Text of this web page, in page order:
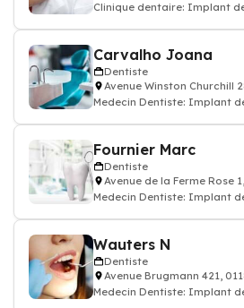
Clinique dentaire: Implant
Carvalho Joana
Dentiste
Avenue Winston Churchill
Medecin Dentiste: Implant
Fournier Marc
Dentiste
Avenue de la Ferme Rose
Medecin Dentiste: Implant
Wauters N
Dentiste
Avenue Brugmann 421,
Medecin Dentiste: Implant